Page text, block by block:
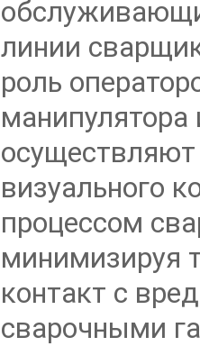
линии
роль
манипулятора
визуального
процессом
минимизируя
контакт с
сварочными